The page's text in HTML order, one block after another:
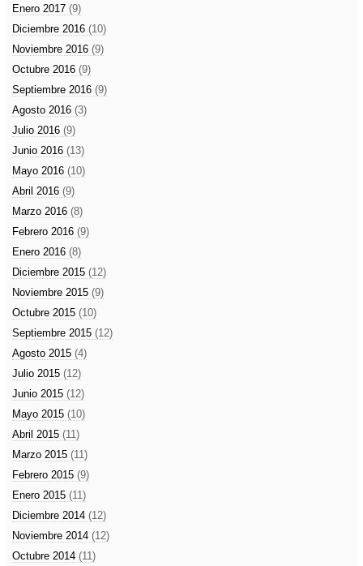
Enero 2017 (9)
Diciembre 2016 (10)
Noviembre 2016 (9)
Octubre 2016 (9)
Septiembre 2016 (9)
Agosto 2016 (3)
Julio 2016 (9)
Junio 2016 (13)
Mayo 2016 (10)
Abril 2016 (9)
Marzo 2016 (8)
Febrero 2016 (9)
Enero 2016 (8)
Diciembre 2015 (12)
Noviembre 2015 (9)
Octubre 2015 (10)
Septiembre 2015 (12)
Agosto 2015 (4)
Julio 2015 (12)
Junio 2015 (12)
Mayo 2015 (10)
Abril 2015 (11)
Marzo 2015 (11)
Febrero 2015 (9)
Enero 2015 (11)
Diciembre 2014 (12)
Noviembre 2014 (12)
Octubre 2014 (11)